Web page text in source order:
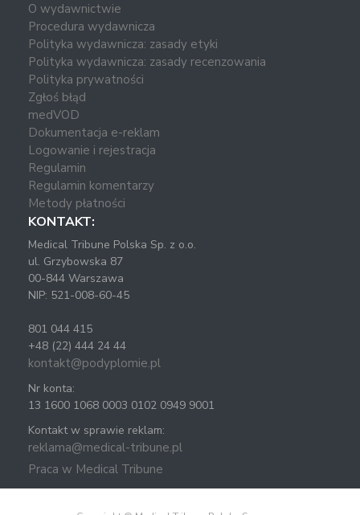
O wydawnictwie
Procedura wydawnicza
Polityka wydawnicza: zasady etyki
Polityka wydawnicza: zasady recenzowania
Polityka prywatności
Zgłoś błąd
medVOD
Dokumentacja e-reklam
Logowanie i rejestracja
Regulamin
Regulamin komentarzy
Metody płatności
KONTAKT:
Medical Tribune Polska Sp. z o.o.
ul. Grzybowska 87
00-844 Warszawa
NIP: 521-008-60-45
801 044 415
+48 (22) 444 24 44
kontakt@podyplomie.pl
Nr konta:
13 1600 1068 0003 0102 0949 9001
Kontakt w sprawie reklam:
reklama@medical-tribune.pl
Praca w Medical Tribune